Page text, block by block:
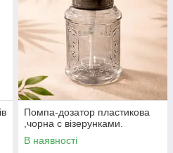
Помпа-дозатор пластикова
,чорна с візерунками.
В наявності